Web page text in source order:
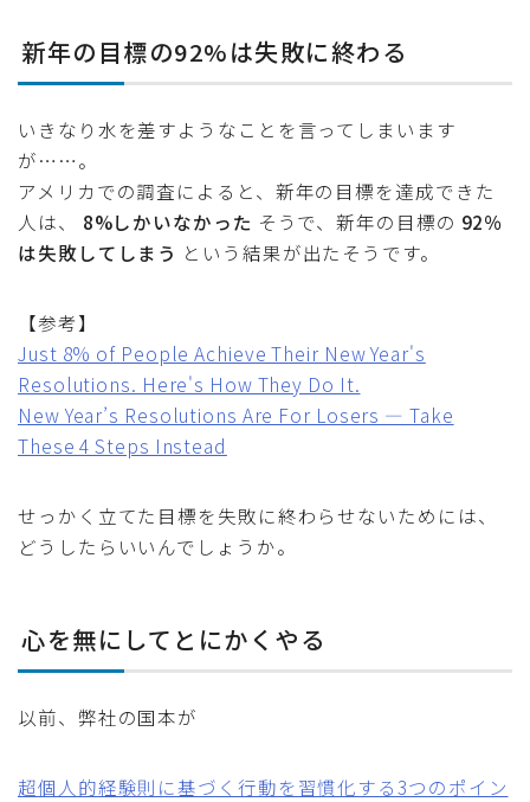
新年の目標の92%は失敗に終わる
いきなり水を差すようなことを言ってしまいます
が……。
アメリカでの調査によると、新年の目標を達成できた
人は、 8%しかいなかった そうで、新年の目標の 92％
は失敗してしまう という結果が出たそうです。
【参考】
Just 8% of People Achieve Their New Year's
Resolutions. Here's How They Do It.
New Year’s Resolutions Are For Losers — Take
These 4 Steps Instead
せっかく立てた目標を失敗に終わらせないためには、
どうしたらいいんでしょうか。
心を無にしてとにかくやる
以前、弊社の国本が
超個人的経験則に基づく行動を習慣化する3つのポイン